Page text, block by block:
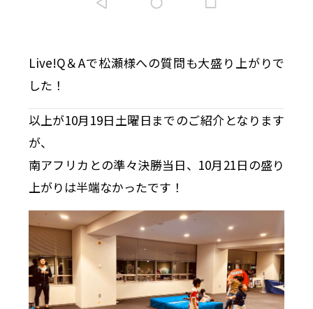
Live!Q＆Aで松瀬様への質問も大盛り上がりで
した！
以上が10月19日土曜日までのご紹介となります
が、
南アフリカとの準々決勝当日、10月21日の盛り
上がりは半端なかったです！